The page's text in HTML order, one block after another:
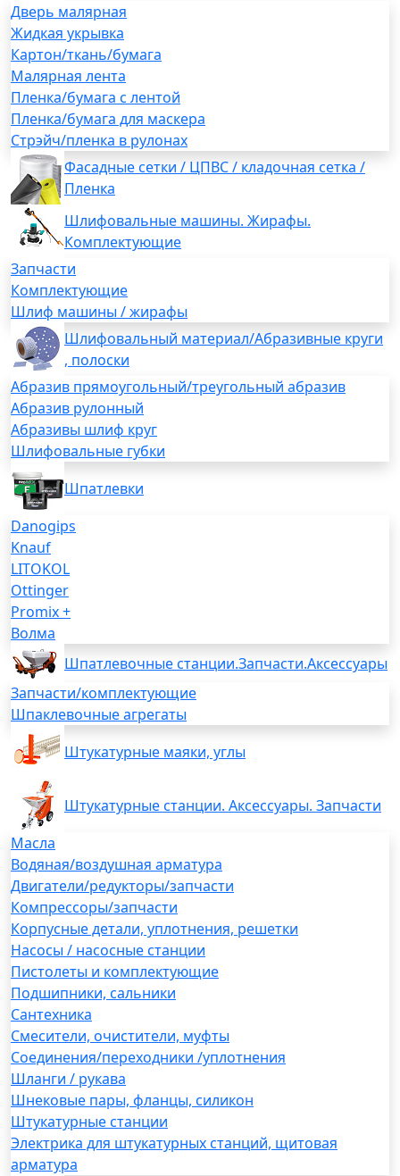
Дверь малярная
Жидкая укрывка
Картон/ткань/бумага
Малярная лента
Пленка/бумага с лентой
Пленка/бумага для маскера
Стрэйч/пленка в рулонах
Фасадные сетки / ЦПВС / кладочная сетка /
Пленка
Шлифовальные машины. Жирафы.
Комплектующие
Запчасти
Комплектующие
Шлиф машины / жирафы
Шлифовальный материал/Абразивные круги
, полоски
Абразив прямоугольный/треугольный абразив
Абразив рулонный
Абразивы шлиф круг
Шлифовальные губки
Шпатлевки
Danogips
Knauf
LITOKOL
Ottinger
Promix +
Волма
Шпатлевочные станции.Запчасти.Аксессуары
Запчасти/комплектующие
Шпаклевочные агрегаты
Штукатурные маяки, углы
Штукатурные станции. Аксессуары. Запчасти
Масла
Водяная/воздушная арматура
Двигатели/редукторы/запчасти
Компрессоры/запчасти
Корпусные детали, уплотнения, решетки
Насосы / насосные станции
Пистолеты и комплектующие
Подшипники, сальники
Сантехника
Смесители, очистители, муфты
Соединения/переходники /уплотнения
Шланги / рукава
Шнековые пары, фланцы, силикон
Штукатурные станции
Электрика для штукатурных станций, щитовая
арматура